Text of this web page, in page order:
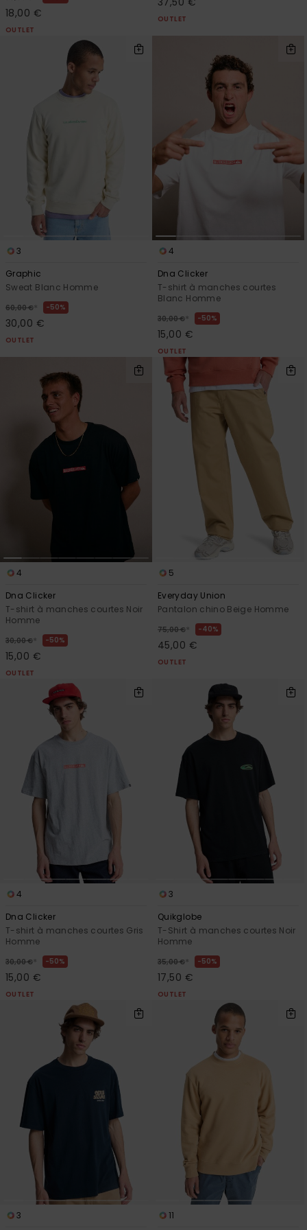
18,00 €
OUTLET
OUTLET
3
Graphic
Sweat Blanc Homme
60,00 € * 50%
30,00 €
OUTLET
4
Dna Clicker
T-shirt à manches courtes
Blanc Homme
30,00 € * 50%
15,00 €
OUTLET
4
Dna Clicker
T-shirt à manches courtes Noir
Homme
30,00 € * 50%
15,00 €
OUTLET
5
Everyday Union
Pantalon chino Beige Homme
75,00 € * 40%
45,00 €
OUTLET
4
Dna Clicker
T-shirt à manches courtes Gris
Homme
30,00 € * 50%
15,00 €
OUTLET
3
Quikglobe
T-Shirt à manches courtes Noir
Homme
35,00 € * 50%
17,50 €
OUTLET
3 11